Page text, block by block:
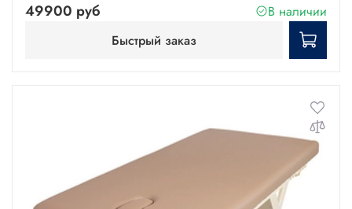
49900 руб
В наличии
Быстрый заказ